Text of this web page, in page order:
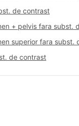
de contrast
+ pelvis fara subst.
superior fara subst.
de contrast